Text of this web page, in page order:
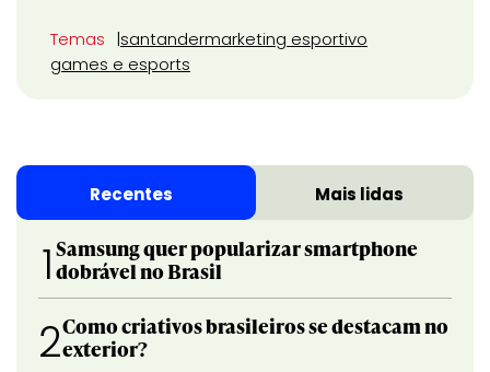
Temas santandermarketing esportivo
games e esports
Recentes Mais lidas
1 Samsung quer popularizar smartphone
dobrável no Brasil
2Como criativos brasileiros se destacam no
exterior?